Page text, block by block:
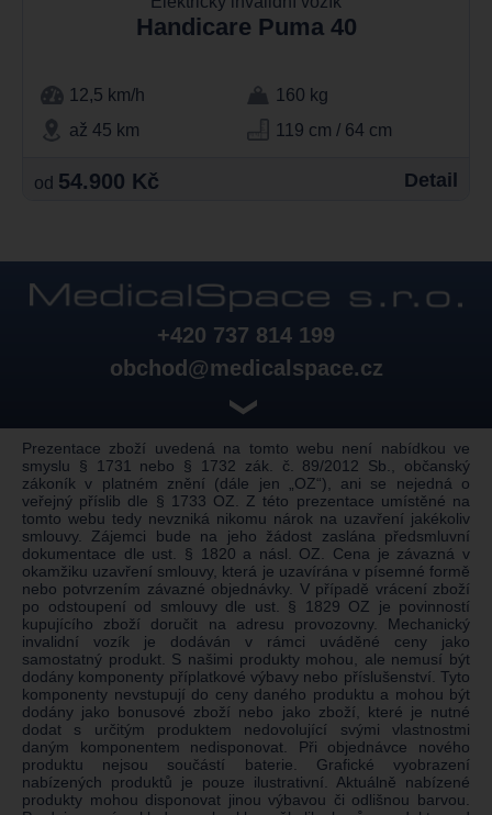
Handicare Puma 40
12,5 km/h
160 kg
až 45 km
119 cm / 64 cm
od 54.900 Kč Detail
+420 737 814 199
obchod@medicalspace.cz
❯
Prezentace zboží uvedená na tomto webu není nabídkou ve
smyslu § 1731 nebo § 1732 zák. č. 89/2012 Sb., občanský
zákoník v platném znění (dále jen „OZ“), ani se nejedná o
veřejný příslib dle § 1733 OZ. Z této prezentace umístěné na
tomto webu tedy nevzniká nikomu nárok na uzavření jakékoliv
smlouvy. Zájemci bude na jeho žádost zaslána předsmluvní
dokumentace dle ust. § 1820 a násl. OZ. Cena je závazná v
okamžiku uzavření smlouvy, která je uzavírána v písemné formě
nebo potvrzením závazné objednávky. V případě vrácení zboží
po odstoupení od smlouvy dle ust. § 1829 OZ je povinností
kupujícího zboží doručit na adresu provozovny. Mechanický
invalidní vozík je dodáván v rámci uváděné ceny jako
samostatný produkt. S našimi produkty mohou, ale nemusí být
dodány komponenty příplatkové výbavy nebo příslušenství. Tyto
komponenty nevstupují do ceny daného produktu a mohou být
dodány jako bonusové zboží nebo jako zboží, které je nutné
dodat s určitým produktem nedovolující svými vlastnostmi
daným komponentem nedisponovat. Při objednávce nového
produktu nejsou součástí baterie. Grafické vyobrazení
nabízených produktů je pouze ilustrativní. Aktuálně nabízené
produkty mohou disponovat jinou výbavou či odlišnou barvou.